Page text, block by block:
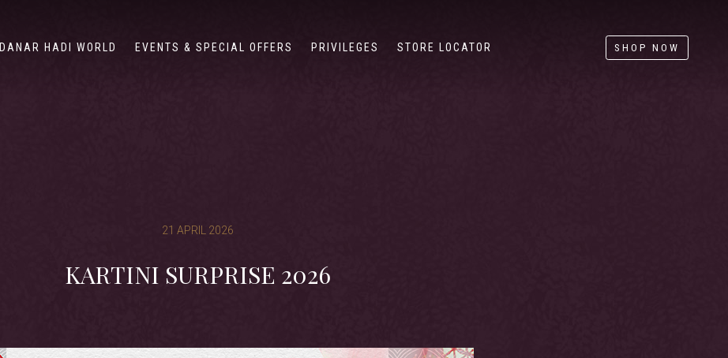
DANAR HADI WORLD EVENTS & SPECIAL OFFERS PRIVILEGES STORE LOCATOR SHOP NOW
21 APRIL 2026
KARTINI SURPRISE 2026